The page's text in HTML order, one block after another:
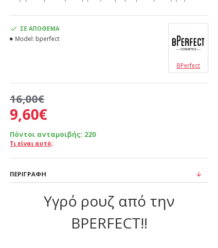
9,60€
16,00€
Πόντοι ανταμοιβής: 220
Τι είναι αυτό;
ΣΕ ΑΠΌΘΕΜΑ
Model: bperfect
BPerfect
ΠΕΡΙΓΡΑΦΉ
Υγρό ρουζ από την
BPERFECT!!